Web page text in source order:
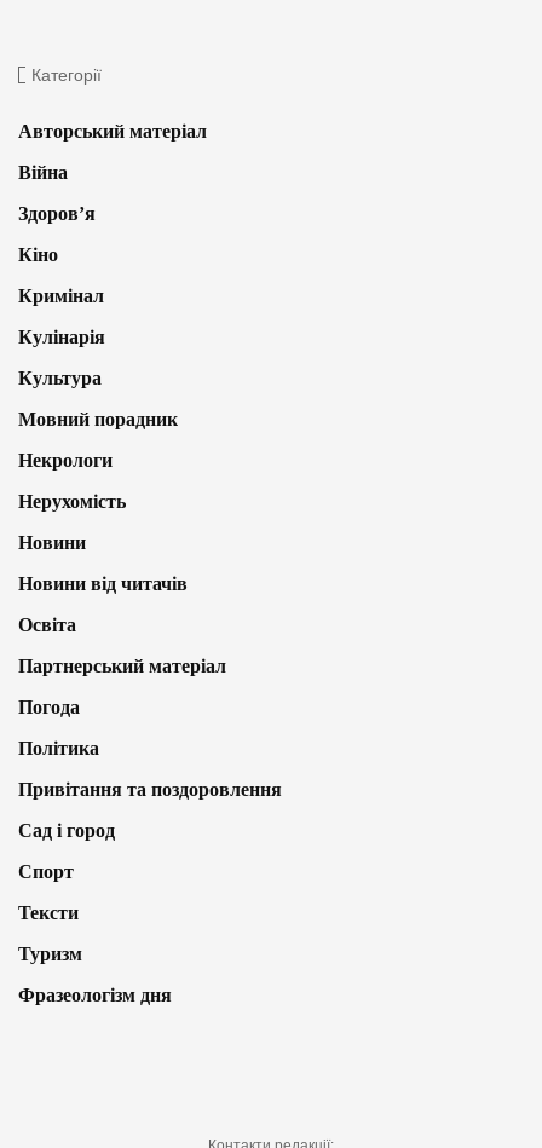
Категорії
Авторський матеріал
Війна
Здоров’я
Кіно
Кримінал
Кулінарія
Культура
Мовний порадник
Некрологи
Нерухомість
Новини
Новини від читачів
Освіта
Партнерський матеріал
Погода
Політика
Привітання та поздоровлення
Сад і город
Спорт
Тексти
Туризм
Фразеологізм дня